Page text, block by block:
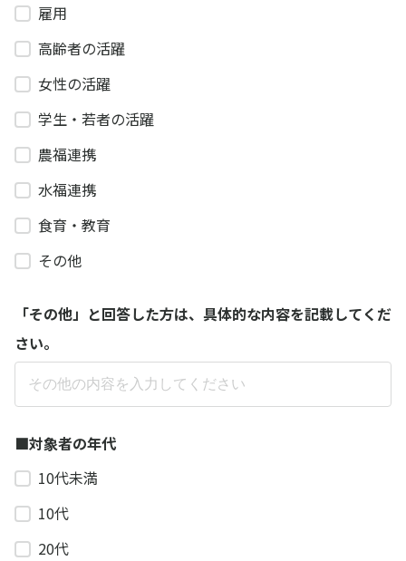
雇用
高齢者の活躍
女性の活躍
学生・若者の活躍
農福連携
水福連携
食育・教育
その他
「その他」と回答した方は、具体的な内容を記載してくだ
さい。​
■対象者の年代
10代未満
10代
20代